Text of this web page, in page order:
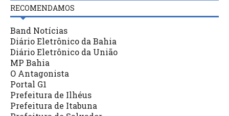
RECOMENDAMOS
Band Notícias
Diário Eletrônico da Bahia
Diário Eletrônico da União
MP Bahia
O Antagonista
Portal G1
Prefeitura de Ilhéus
Prefeitura de Itabuna